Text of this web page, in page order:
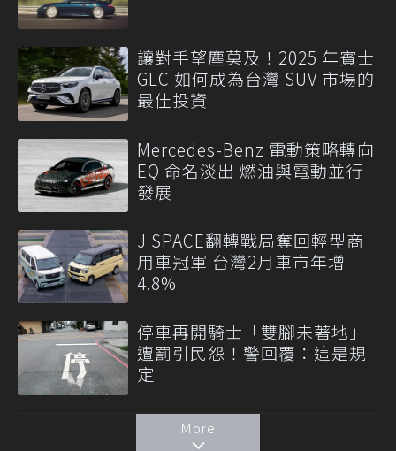
讓對手望塵莫及！2025 年賓士
GLC 如何成為台灣 SUV 市場的
最佳投資
Mercedes-Benz 電動策略轉向
EQ 命名淡出 燃油與電動並行
發展
J SPACE翻轉戰局奪回輕型商
用車冠軍 台灣2月車市年增
4.8%
停車再開騎士「雙腳未著地」
遭罰引民怨！警回覆：這是規
定
More